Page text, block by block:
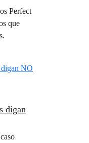
Perfect
que
digan